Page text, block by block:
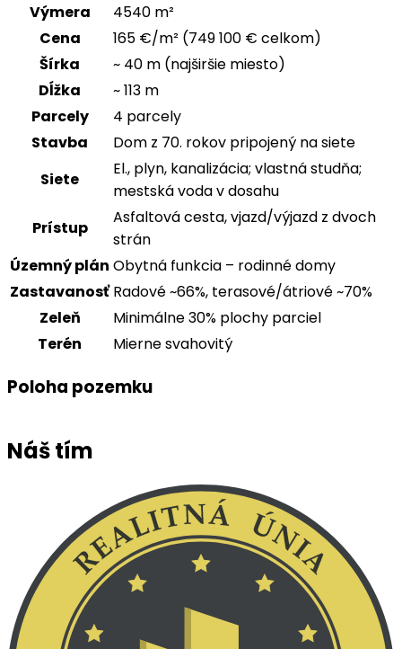
Výmera
4540 m²
Cena
165 €/m² (749 100 € celkom)
Šírka
~ 40 m (najširšie miesto)
Dĺžka
~ 113 m
Parcely
4 parcely
Stavba
Dom z 70. rokov pripojený na siete
Siete
El., plyn, kanalizácia; vlastná studňa;
mestská voda v dosahu
Prístup
Asfaltová cesta, vjazd/výjazd z dvoch
strán
Územný plán Obytná funkcia – rodinné domy
Zastavanosť Radové ~66%, terasové/átriové ~70%
Zeleň
Minimálne 30% plochy parciel
Terén
Mierne svahovitý
Poloha pozemku
Náš tím